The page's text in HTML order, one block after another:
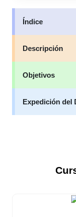
Índice
Descripción
Objetivos
Expedición del